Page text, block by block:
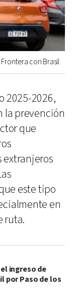
Frontera con Brasil
2025-2026,
la prevención
que
extranjeros
este tipo
en
ruta.
ingreso de
por Paso de los